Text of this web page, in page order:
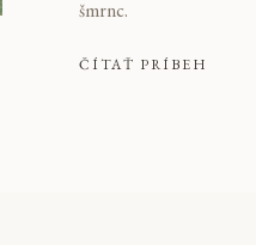
šmrnc.
ČÍTAŤ PRÍBEH